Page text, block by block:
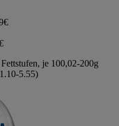
je 100,02-200g
5.55)